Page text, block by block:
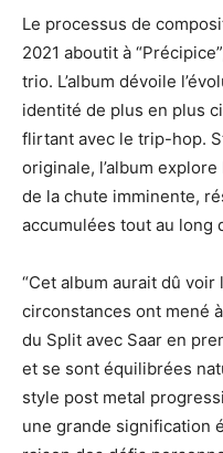
Le processus de
2021 aboutit à
trio. L’album dévoile
identité de plus en plus
flirtant avec le trip-hop.
originale, l’album
de la chute imminente,
accumulées tout au long
“Cet album aurait dû
circonstances ont mené
du Split avec Saar en
et se sont équilibrées
style post metal
une grande signification